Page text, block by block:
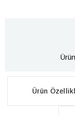
Ürün